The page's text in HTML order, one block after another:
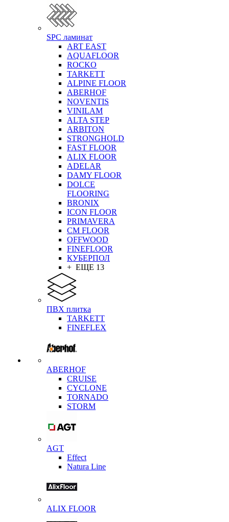
SPC ламинат
ART EAST
AQUAFLOOR
ROCKO
TARKETT
ALPINE FLOOR
ABERHOF
NOVENTIS
VINILAM
ALTA STEP
ARBITON
STRONGHOLD
FAST FLOOR
ALIX FLOOR
ADELAR
DAMY FLOOR
DOLCE
FLOORING
BRONIX
ICON FLOOR
PRIMAVERA
CM FLOOR
OFFWOOD
FINEFLOOR
КУБЕРПОЛ
+ ЕЩЕ 13
ПВХ плитка
TARKETT
FINEFLEX
ABERHOF
CRUISE
CYCLONE
TORNADO
STORM
AGT
Effect
Natura Line
ALIX FLOOR